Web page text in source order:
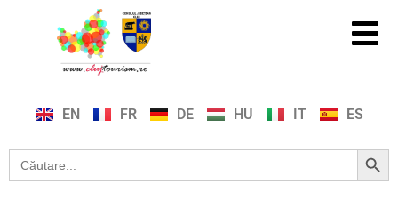
EN FR DE HU IT ES
Search
for:
Search Button